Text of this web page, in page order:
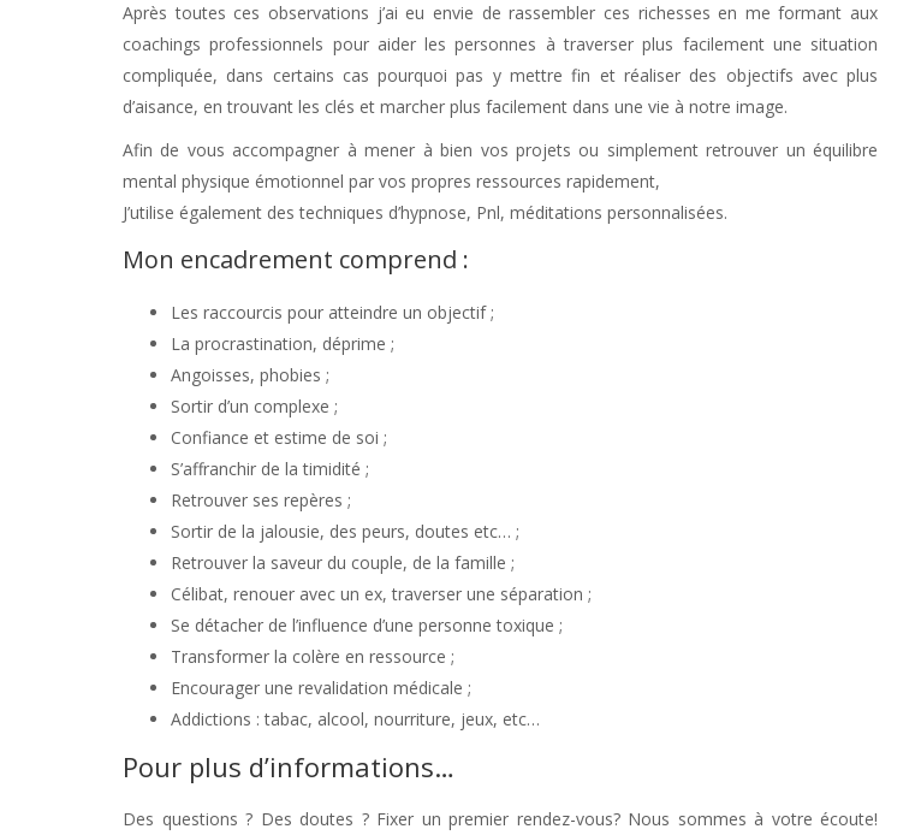
Après toutes ces observations j’ai eu envie de rassembler ces richesses en me formant aux
coachings professionnels pour aider les personnes à traverser plus facilement une situation
compliquée, dans certains cas pourquoi pas y mettre fin et réaliser des objectifs avec plus
d’aisance, en trouvant les clés et marcher plus facilement dans une vie à notre image.
Afin de vous accompagner à mener à bien vos projets ou simplement retrouver un équilibre
mental physique émotionnel par vos propres ressources rapidement,
J’utilise également des techniques d’hypnose, Pnl, méditations personnalisées.
Mon encadrement comprend :
Les raccourcis pour atteindre un objectif ;
La procrastination, déprime ;
Angoisses, phobies ;
Sortir d’un complexe ;
Confiance et estime de soi ;
S’affranchir de la timidité ;
Retrouver ses repères ;
Sortir de la jalousie, des peurs, doutes etc… ;
Retrouver la saveur du couple, de la famille ;
Célibat, renouer avec un ex, traverser une séparation ;
Se détacher de l’influence d’une personne toxique ;
Transformer la colère en ressource ;
Encourager une revalidation médicale ;
Addictions : tabac, alcool, nourriture, jeux, etc…
Pour plus d’informations…
Des questions ? Des doutes ? Fixer un premier rendez-vous? Nous sommes à votre écoute!